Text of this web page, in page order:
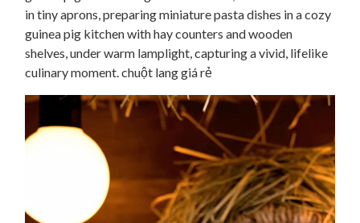
in tiny aprons, preparing miniature pasta dishes in a cozy
guinea pig kitchen with hay counters and wooden
shelves, under warm lamplight, capturing a vivid, lifelike
culinary moment. chuột lang giá rẻ